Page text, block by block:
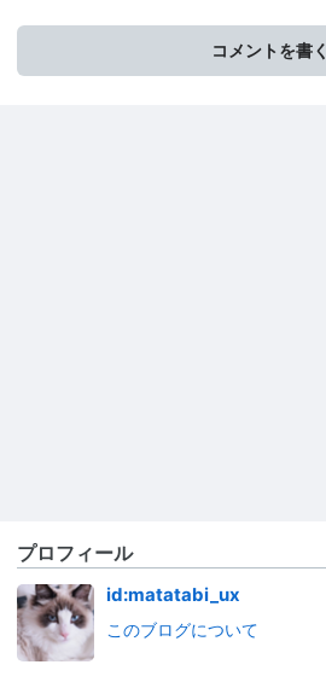
コメントを書く
プロフィール
id:matatabi_ux
このブログについて